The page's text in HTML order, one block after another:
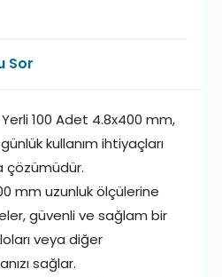
Sor
100 Adet 4.8x400 mm,
kullanım ihtiyaçları
çözümüdür.
mm uzunluk ölçülerine
güvenli ve sağlam bir
veya diğer
sağlar.